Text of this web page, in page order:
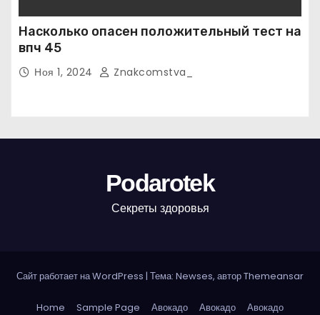
Насколько опасен положительный тест на
впч 45
Ноя 1, 2024 Znakcomstva_
Podarotek
Секреты здоровья
Сайт работает на WordPress | Тема: Newses, авторThemeansar
Home Sample Page Авокадо Авокадо
Авокадо